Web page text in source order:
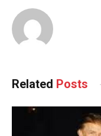
Related Posts